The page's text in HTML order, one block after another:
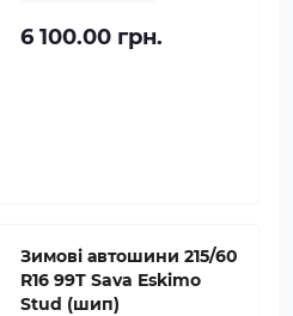
6 100.00 грн.
Зимові автошини 215/60
R16 99T Sava Eskimo
Stud (шип)